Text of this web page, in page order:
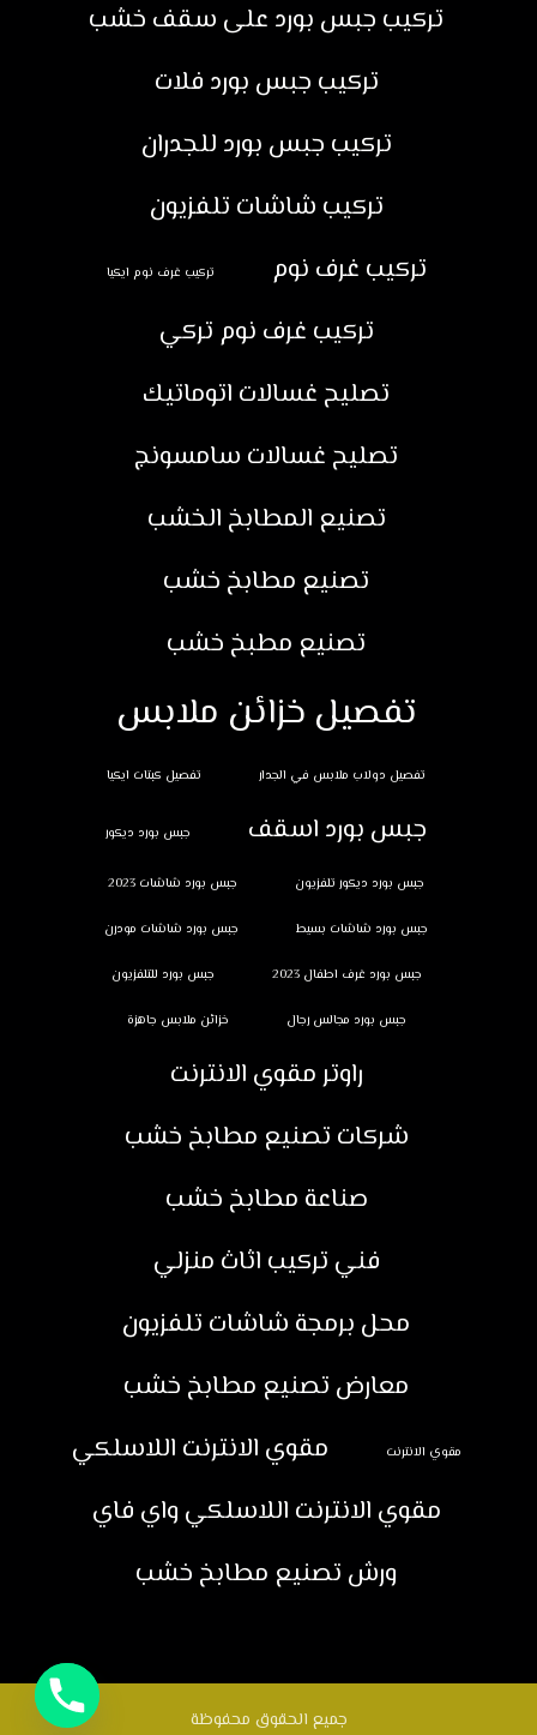
تركيب جبس بورد على سقف خشب
تركيب جبس بورد فلات
تركيب جبس بورد للجدران
تركيب شاشات تلفزيون
تركيب غرف نوم
تركيب غرف نوم ايكيا
تركيب غرف نوم تركي
تصليح غسالات اتوماتيك
تصليح غسالات سامسونج
تصنيع المطابخ الخشب
تصنيع مطابخ خشب
تصنيع مطبخ خشب
تفصيل خزائن ملابس
تفصيل دولاب ملابس في الجدار تفصيل كبتات ايكيا
جبس بورد اسقف جبس بورد ديكور
جبس بورد ديكور تلفزيون جبس بورد شاشات 2023
جبس بورد شاشات بسيط جبس بورد شاشات مودرن
جبس بورد غرف اطفال 2023 جبس بورد للتلفزيون
جبس بورد مجالس رجال خزائن ملابس جاهزة
راوتر مقوي الانترنت
شركات تصنيع مطابخ خشب
صناعة مطابخ خشب
فني تركيب اثاث منزلي
محل برمجة شاشات تلفزيون
معارض تصنيع مطابخ خشب
مقوي الانترنت
مقوي الانترنت اللاسلكي
مقوي الانترنت اللاسلكي واي فاي
ورش تصنيع مطابخ خشب
جميع الحقوق محفوظة